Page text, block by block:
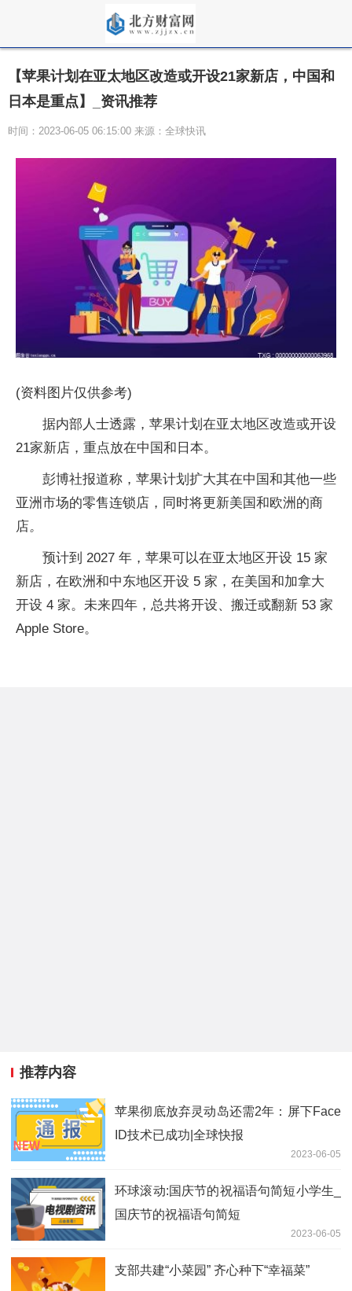
【苹果计划在亚太地区改造或开设21家新店，中国和
日本是重点】_资讯推荐
时间：2023-06-05 06:15:00 来源：全球快讯
(资料图片仅供参考)
据内部人士透露，苹果计划在亚太地区改造或开设
21家新店，重点放在中国和日本。
彭博社报道称，苹果计划扩大其在中国和其他一些
亚洲市场的零售连锁店，同时将更新美国和欧洲的商
店。
预计到 2027 年，苹果可以在亚太地区开设 15 家
新店，在欧洲和中东地区开设 5 家，在美国和加拿大
开设 4 家。未来四年，总共将开设、搬迁或翻新 53 家
Apple Store。
推荐内容
苹果彻底放弃灵动岛还需2年：屏下Face
ID技术已成功|全球快报
2023-06-05
环球滚动:国庆节的祝福语句简短小学生_
国庆节的祝福语句简短
2023-06-05
支部共建“小菜园” 齐心种下“幸福菜”